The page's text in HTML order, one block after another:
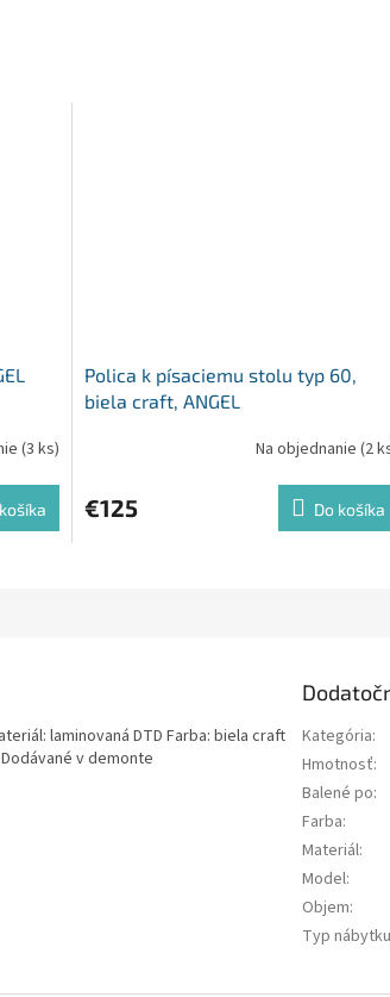
(3 ks)
Polica k písaciemu stolu typ 60,
biela craft, ANGEL
Na objednanie (2
€125 Do košíka
laminovaná DTD Farba: biela craft
v demonte
Kategória:
Hmotnosť:
Balené po:
Farba:
Materiál:
Model:
Objem:
Typ nábytku